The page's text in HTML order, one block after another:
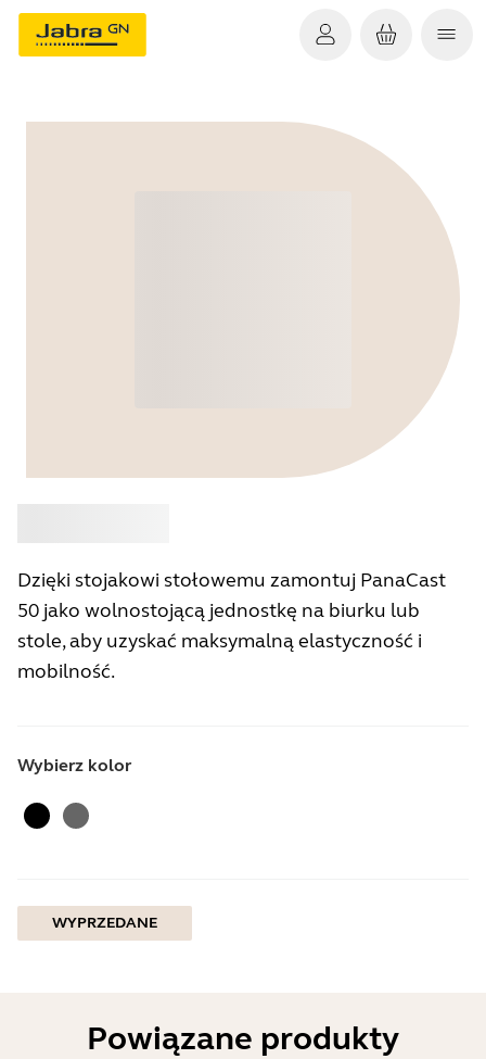
Dzięki stojakowi stołowemu zamontuj PanaCast
50 jako wolnostojącą jednostkę na biurku lub
stole, aby uzyskać maksymalną elastyczność i
mobilność.
Wybierz kolor
CzarnySzary
WYPRZEDANE
Powiązane produkty